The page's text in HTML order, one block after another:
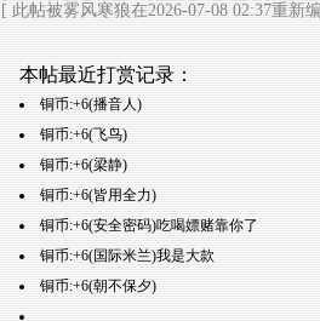
[ 此帖被雾风寒狼在2026-07-08 02:37重新
本帖最近打赏记录：
铜币:+6(播音人)
铜币:+6(飞鸟)
铜币:+6(梁静)
铜币:+6(皆用全力)
铜币:+6(安全密码)吃喝嫖赌靠你了
铜币:+6(国际米兰)我是大款
铜币:+6(朝不保夕)